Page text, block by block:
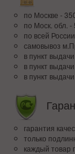
по Москве -
по Моск. обл. -
по всей
самовывоз
в пункт
в пункт
в пункт
гарантия
только
каждый товар